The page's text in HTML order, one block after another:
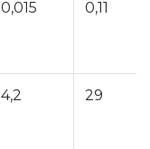
0,015 0,11
4,2 29